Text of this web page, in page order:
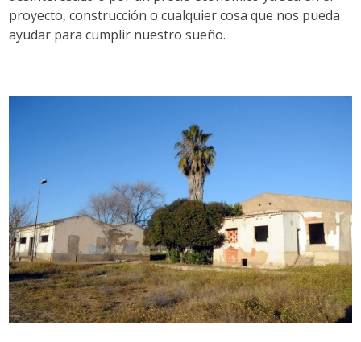
proyecto, construcción o cualquier cosa que nos pueda
ayudar para cumplir nuestro sueño.